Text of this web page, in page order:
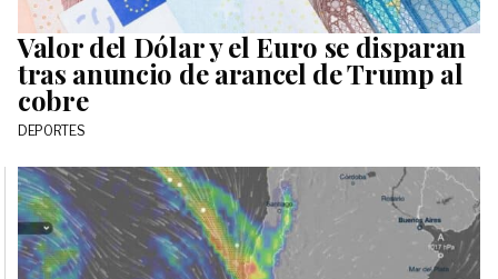
Valor del Dólar y el Euro se disparan
tras anuncio de arancel de Trump al
cobre
DEPORTES